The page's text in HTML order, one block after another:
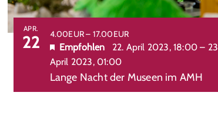
APR.
22
Lange Nacht der Museen im AMH
Empfohlen 22. April 2023, 18:00 –
April 2023, 01:00
4.00EUR – 17.00EUR